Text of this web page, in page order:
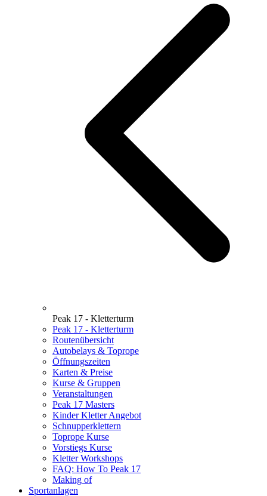
Peak 17 - Kletterturm
Peak 17 - Kletterturm
Routenübersicht
Autobelays & Toprope
Öffnungszeiten
Karten & Preise
Kurse & Gruppen
Veranstaltungen
Peak 17 Masters
Kinder Kletter Angebot
Schnupperklettern
Toprope Kurse
Vorstiegs Kurse
Kletter Workshops
FAQ: How To Peak 17
Making of
Sportanlagen